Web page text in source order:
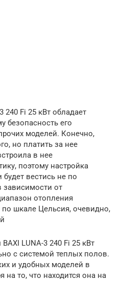
240 Fi 25 кВт обладает
безопасность его
моделей. Конечно,
но платить за нее
в нее
поэтому настройка
вестись не по
от
отопления
по шкале Цельсия, очевидно,
LUNA-3 240 Fi 25 кВт
с системой теплых полов.
и удобных моделей в
на то, что находится она на